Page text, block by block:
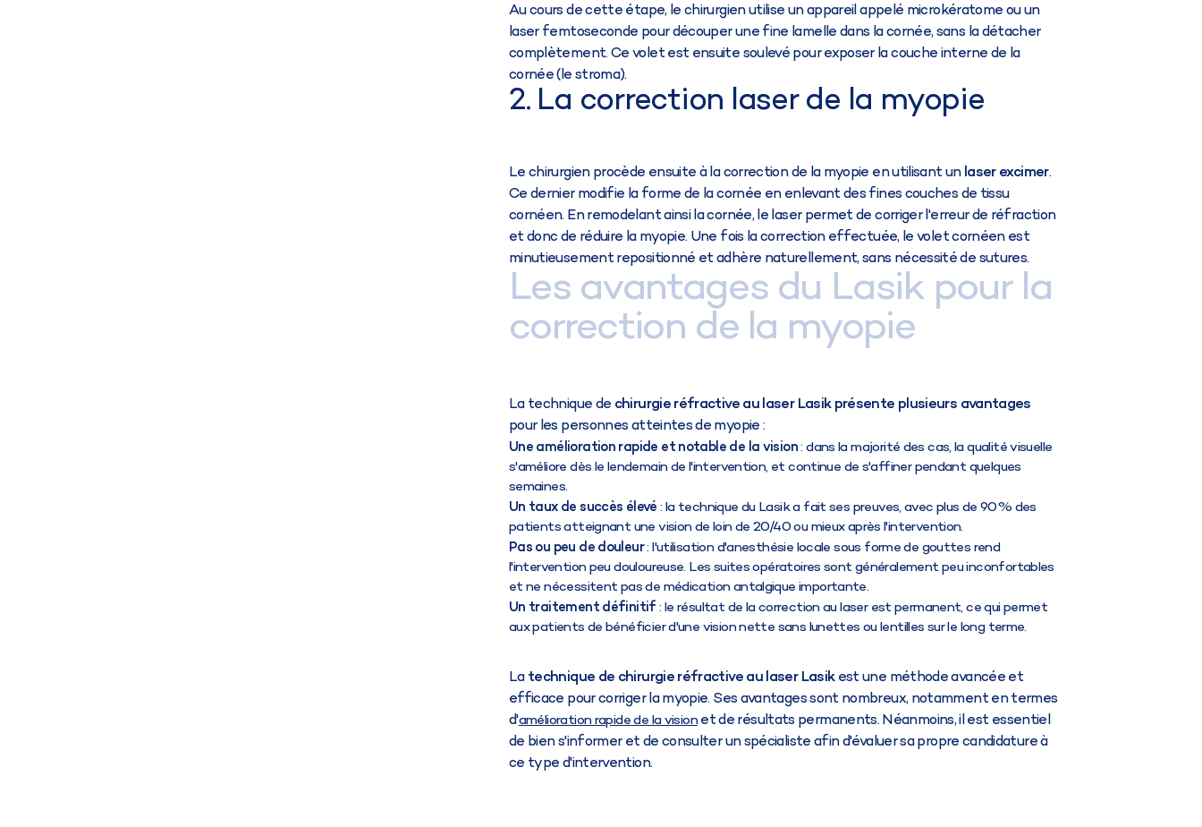
Au cours de cette étape, le chirurgien utilise un appareil appelé microkératome ou un
laser femtoseconde pour découper une fine lamelle dans la cornée, sans la détacher
complètement. Ce volet est ensuite soulevé pour exposer la couche interne de la
cornée (le stroma).
2. La correction laser de la myopie
Le chirurgien procède ensuite à la correction de la myopie en utilisant un laser excimer.
Ce dernier modifie la forme de la cornée en enlevant des fines couches de tissu
cornéen. En remodelant ainsi la cornée, le laser permet de corriger l'erreur de réfraction
et donc de réduire la myopie. Une fois la correction effectuée, le volet cornéen est
minutieusement repositionné et adhère naturellement, sans nécessité de sutures.
Les avantages du Lasik pour la
correction de la myopie
La technique de chirurgie réfractive au laser Lasik présente plusieurs avantages
pour les personnes atteintes de myopie :
Une amélioration rapide et notable de la vision: dans la majorité des cas, la qualité visuelle
s'améliore dès le lendemain de l'intervention, et continue de s'affiner pendant quelques
semaines.
Un taux de succès élevé : la technique du Lasik a fait ses preuves, avec plus de 90% des
patients atteignant une vision de loin de 20/40 ou mieux après l'intervention.
Pas ou peu de douleur: l'utilisation d'anesthésie locale sous forme de gouttes rend
l'intervention peu douloureuse. Les suites opératoires sont généralement peu inconfortables
et ne nécessitent pas de médication antalgique importante.
Un traitement définitif : le résultat de la correction au laser est permanent, ce qui permet
aux patients de bénéficier d'une vision nette sans lunettes ou lentilles sur le long terme.
La technique de chirurgie réfractive au laser Lasikest une méthode avancée et
efficace pour corriger la myopie. Ses avantages sont nombreux, notamment en termes
d'amélioration rapide de la visionet de résultats permanents. Néanmoins, il est essentiel
de bien s'informer et de consulter un spécialiste afin d'évaluer sa propre candidature à
ce type d'intervention.